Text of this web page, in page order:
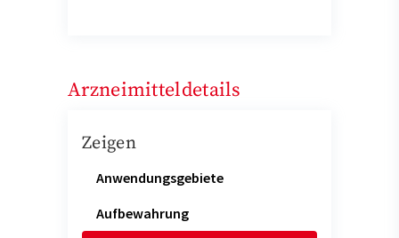
Arzneimitteldetails
Zeigen
Anwendungsgebiete
Aufbewahrung